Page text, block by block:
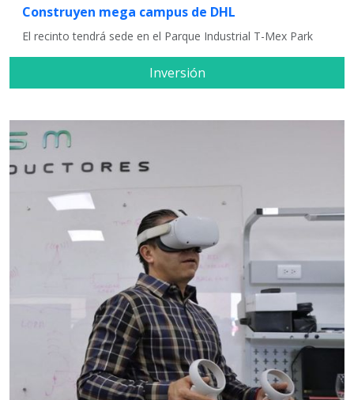
Construyen mega campus de DHL
El recinto tendrá sede en el Parque Industrial T-Mex Park
Inversión